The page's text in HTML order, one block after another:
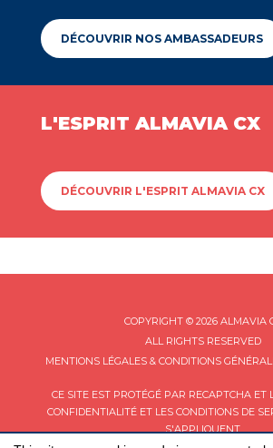
DÉCOUVRIR NOS AMBASSADEURS
L'ESPRIT ALMAVIA CX
DÉCOUVRIR L'ESPRIT ALMAVIA CX
COPYRIGHT © 2026 ALMAVIA
ALL RIGHTS RESERVED
MENTIONS LÉGALES & CONDITIONS
CE SITE EST PROTÉGÉ PAR RECAPTCHA ET
CONFIDENTIALITÉET LES CONDITIONS DE
S'APPLIQUENT.